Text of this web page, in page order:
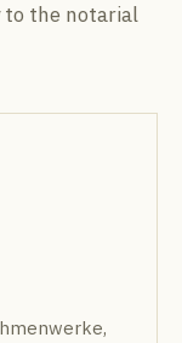
the notarial